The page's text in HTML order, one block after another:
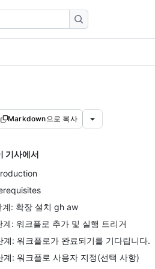
Markdown으로 복사
기사에서
계: 확장 설치 gh aw
계: 워크플로 추가 및 실행 트리거
계: 워크플로가 완료되기를 기다립니다.
계: 워크플로 사용자 지정(선택 사항)